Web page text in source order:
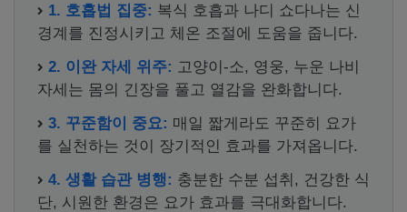
1. 호흡법 집중: 복식 호흡과 나디 쇼다나는 신
경계를 진정시키고 체온 조절에 도움을 줍니다.
2. 이완 자세 위주: 고양이-소, 영웅, 누운 나비
자세는 몸의 긴장을 풀고 열감을 완화합니다.
3. 꾸준함이 중요: 매일 짧게라도 꾸준히 요가
를 실천하는 것이 장기적인 효과를 가져옵니다.
4. 생활 습관 병행: 충분한 수분 섭취, 건강한 식
단, 시원한 환경은 요가 효과를 극대화합니다.